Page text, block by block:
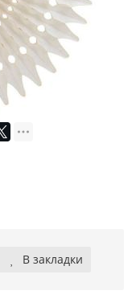
В закладки